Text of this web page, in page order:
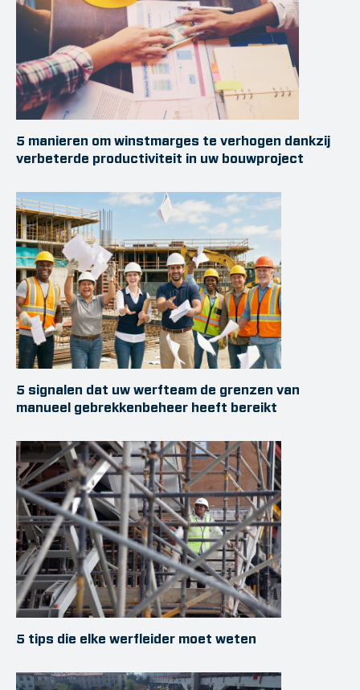
5 manieren om winstmarges te verhogen dankzij
verbeterde productiviteit in uw bouwproject
5 signalen dat uw werfteam de grenzen van
manueel gebrekkenbeheer heeft bereikt
5 tips die elke werfleider moet weten